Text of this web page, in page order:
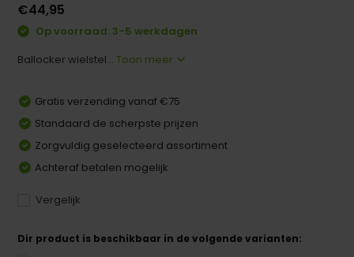
€44,95
Op voorraad: 3-5 werkdagen
Ballocker wielstel...Toon meer
Gratis verzending vanaf €75
Standaard de scherpste prijzen
Zorgvuldig geselecteerd assortiment
Achteraf betalen mogelijk
Vergelijk
Dir product is beschikbaar in de volgende varianten: